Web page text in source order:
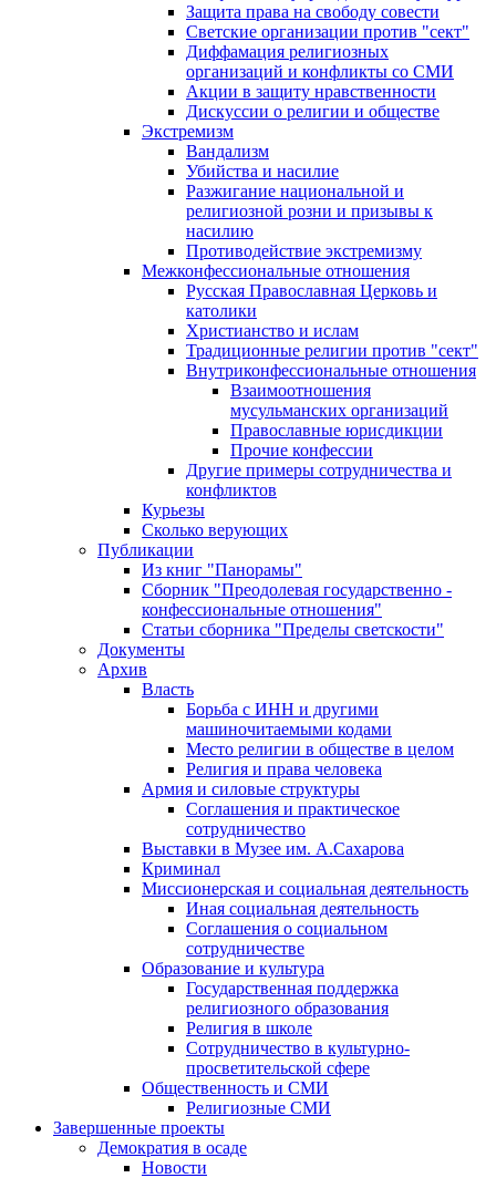
Защита права на свободу совести
Светские организации против "сект"
Диффамация религиозных
организаций и конфликты со СМИ
Акции в защиту нравственности
Дискуссии о религии и обществе
Экстремизм
Вандализм
Убийства и насилие
Разжигание национальной и
религиозной розни и призывы к
насилию
Противодействие экстремизму
Межконфессиональные отношения
Русская Православная Церковь и
католики
Христианство и ислам
Традиционные религии против "сект"
Внутриконфессиональные отношения
Взаимоотношения
мусульманских организаций
Православные юрисдикции
Прочие конфессии
Другие примеры сотрудничества и
конфликтов
Курьезы
Сколько верующих
Публикации
Из книг "Панорамы"
Сборник "Преодолевая государственно -
конфессиональные отношения"
Статьи сборника "Пределы светскости"
Документы
Архив
Власть
Борьба с ИНН и другими
машиночитаемыми кодами
Место религии в обществе в целом
Религия и права человека
Армия и силовые структуры
Соглашения и практическое
сотрудничество
Выставки в Музее им. А.Сахарова
Криминал
Миссионерская и социальная деятельность
Иная социальная деятельность
Соглашения о социальном
сотрудничестве
Образование и культура
Государственная поддержка
религиозного образования
Религия в школе
Сотрудничество в культурно-
просветительской сфере
Общественность и СМИ
Религиозные СМИ
Завершенные проекты
Демократия в осаде
Новости